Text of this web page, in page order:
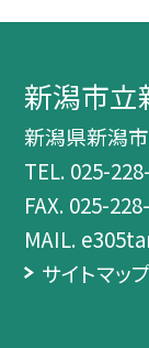
新潟市立
新潟県新潟
TEL. 025-
FAX. 025-
MAIL.
サイトマップ